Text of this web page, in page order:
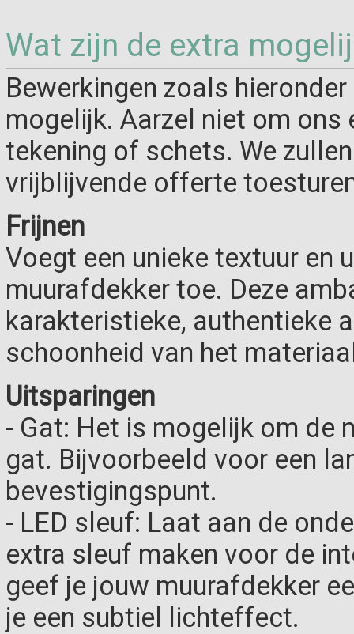
Wat zijn de extra
Bewerkingen zoals
mogelijk. Aarzel niet om ons
tekening of schets. We
vrijblijvende offerte
Frijnen
Voegt een unieke textuur en
muurafdekker toe. Deze
karakteristieke, authentieke
schoonheid van het
Uitsparingen
- Gat: Het is mogelijk om de
gat. Bijvoorbeeld voor een
bevestigingspunt.
- LED sleuf: Laat aan de
extra sleuf maken voor de
geef je jouw muurafdekker
je een subtiel lichteffect.